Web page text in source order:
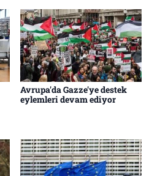
Avrupa'da Gazze'ye destek
eylemleri devam ediyor